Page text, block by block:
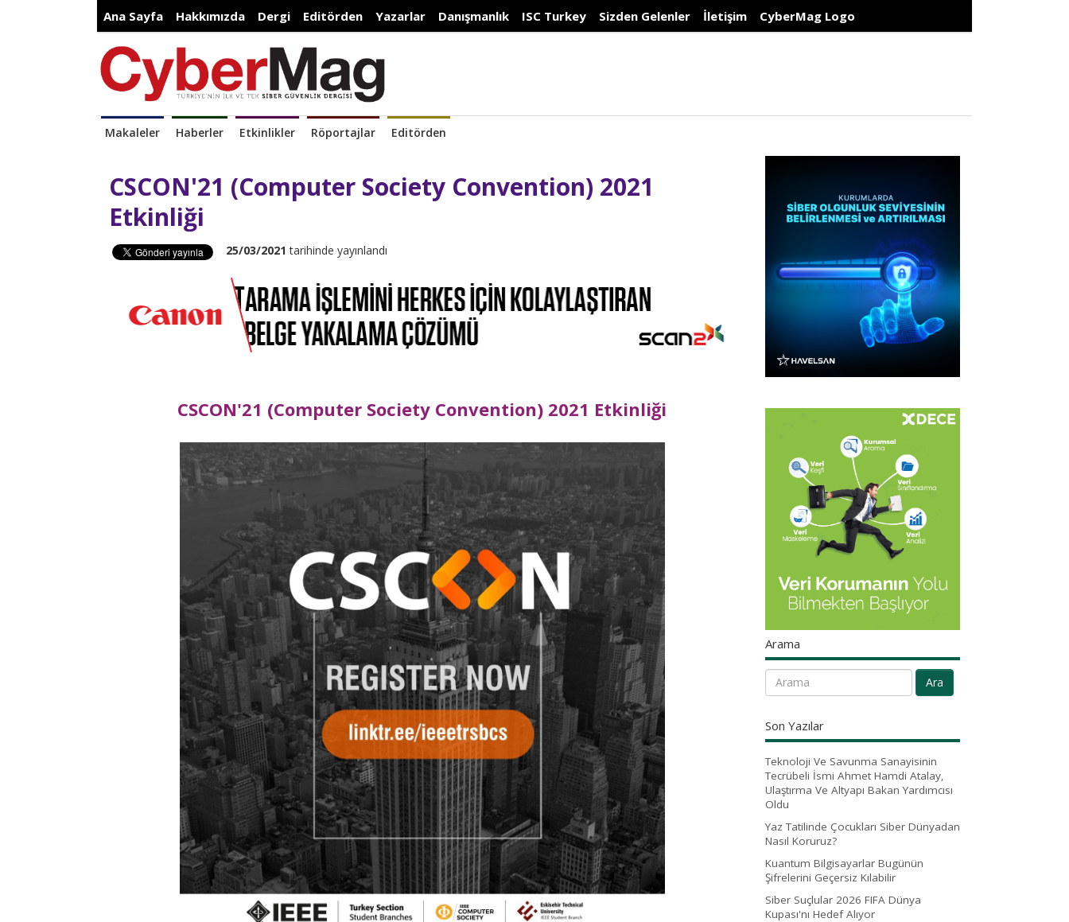
Ana Sayfa Hakkımızda Dergi Editörden Yazarlar Danışmanlık ISC Turkey Sizden Gelenler İletişim CyberMag Logo
Makaleler Haberler Etkinlikler Röportajlar Editörden
CSCON'21 (Computer Society Convention) 2021
Etkinliği
25/03/2021 tarihinde yayınlandı
CSCON'21 (Computer Society Convention) 2021 Etkinliği
Arama
Ara
Son Yazılar
Teknoloji Ve Savunma Sanayisinin
Tecrübeli İsmi Ahmet Hamdi Atalay,
Ulaştırma Ve Altyapı Bakan Yardımcısı
Oldu
Yaz Tatilinde Çocukları Siber Dünyadan
Nasıl Koruruz?
Kuantum Bilgisayarlar Bugünün
Şifrelerini Geçersiz Kılabilir
Siber Suçlular 2026 FIFA Dünya
Kupası'nı Hedef Alıyor